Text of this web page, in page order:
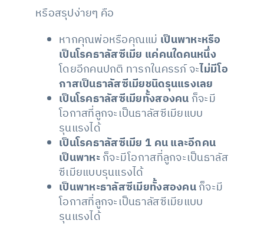
หรือสรุปง่ายๆ คือ
หากคุณพ่อหรือคุณแม่ เป็นพาหะหรือ
เป็นโรคธาลัสซีเมีย แค่คนใดคนหนึ่ง
โดยอีกคนปกติ ทารกในครรภ์ จะไม่มีโอ
กาสเป็นธาลัสซีเมียชนิดรุนแรงเลย
เป็นโรคธาลัสซีเมียทั้งสองคน ก็จะมี
โอกาสที่ลูกจะเป็นธาลัสซีเมียแบบ
รุนแรงได้
เป็นโรคธาลัสซีเมีย 1 คน และอีกคน
เป็นพาหะก็จะมีโอกาสที่ลูกจะเป็นธาลัส
ซีเมียแบบรุนแรงได้
เป็นพาหะธาลัสซีเมียทั้งสองคนก็จะมี
โอกาสที่ลูกจะเป็นธาลัสซีเมียแบบ
รุนแรงได้